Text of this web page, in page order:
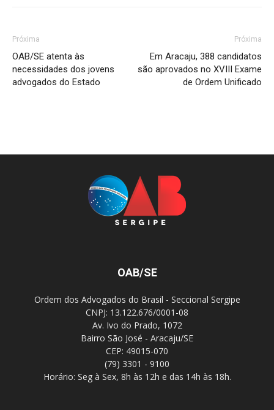
Próxima
OAB/SE atenta às
necessidades dos jovens
advogados do Estado
Próxima
Em Aracaju, 388 candidatos
são aprovados no XVIII Exame
de Ordem Unificado
OAB/SE
Ordem dos Advogados do Brasil - Seccional Sergipe
CNPJ: 13.122.676/0001-08
Av. Ivo do Prado, 1072
Bairro São José - Aracaju/SE
CEP: 49015-070
(79) 3301 - 9100
Horário: Seg à Sex, 8h às 12h e das 14h às 18h.